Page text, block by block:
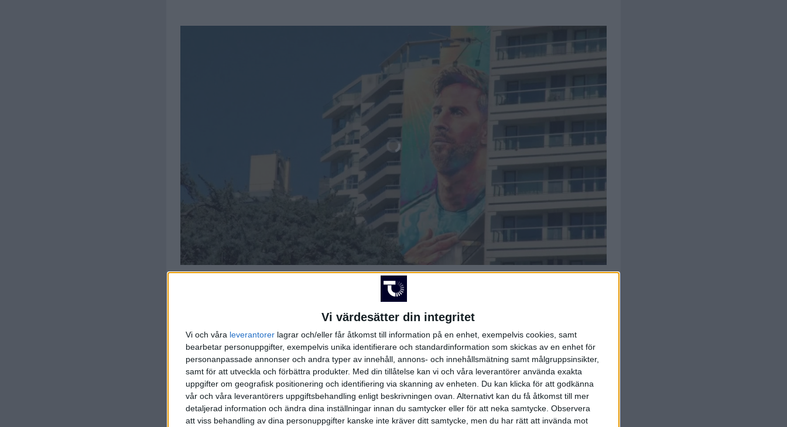
Vi värdesätter din integritet
Vi och våra leverantorer lagrar och/eller får åtkomst till information på en enhet, exempelvis cookies, samt
bearbetar personuppgifter, exempelvis unika identifierare och standardinformation som skickas av en enhet för
personanpassade annonser och andra typer av innehåll, annons- och innehållsmätning samt målgruppsinsikter,
samt för att utveckla och förbättra produkter. Med din tillåtelse kan vi och våra leverantörer använda exakta
uppgifter om geografisk positionering och identifiering via skanning av enheten. Du kan klicka för att godkänna
vår och våra leverantörers uppgiftsbehandling enligt beskrivningen ovan. Alternativt kan du få åtkomst till mer
detaljerad information och ändra dina inställningar innan du samtycker eller för att neka samtycke. Observera
att viss behandling av dina personuppgifter kanske inte kräver ditt samtycke, men du har rätt att invända mot
HÄNDELSER
1:a halvlek
5 min
M. Sipilainen
J. Mattsson
32 min
2:a halvlek